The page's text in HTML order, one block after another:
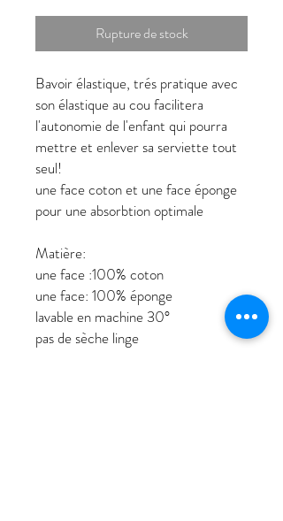
Rupture de stock
Bavoir élastique, trés pratique avec
son élastique au cou facilitera
l'autonomie de l'enfant qui pourra
mettre et enlever sa serviette tout
seul!
une face coton et une face éponge
pour une absorbtion optimale
Matière:
une face :100% coton
une face: 100% éponge
lavable en machine 30°
pas de sèche linge